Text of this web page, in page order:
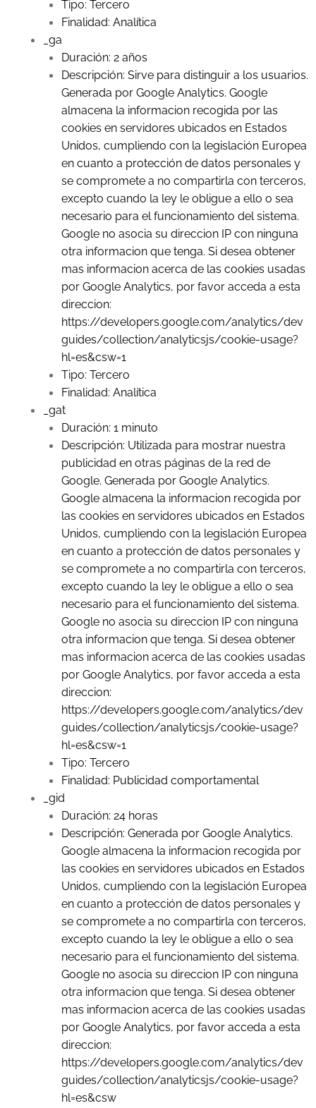
Tipo: Tercero
Finalidad: Analítica
_ga
Duración: 2 años
Descripción: Sirve para distinguir a los usuarios.
Generada por Google Analytics. Google
almacena la informacion recogida por las
cookies en servidores ubicados en Estados
Unidos, cumpliendo con la legislación Europea
en cuanto a protección de datos personales y
se compromete a no compartirla con terceros,
excepto cuando la ley le obligue a ello o sea
necesario para el funcionamiento del sistema.
Google no asocia su direccion IP con ninguna
otra informacion que tenga. Si desea obtener
mas informacion acerca de las cookies usadas
por Google Analytics, por favor acceda a esta
direccion:
https://developers.google.com/analytics/dev
guides/collection/analyticsjs/cookie-usage?
hl=es&csw=1
Tipo: Tercero
Finalidad: Analítica
_gat
Duración: 1 minuto
Descripción: Utilizada para mostrar nuestra
publicidad en otras páginas de la red de
Google. Generada por Google Analytics.
Google almacena la informacion recogida por
las cookies en servidores ubicados en Estados
Unidos, cumpliendo con la legislación Europea
en cuanto a protección de datos personales y
se compromete a no compartirla con terceros,
excepto cuando la ley le obligue a ello o sea
necesario para el funcionamiento del sistema.
Google no asocia su direccion IP con ninguna
otra informacion que tenga. Si desea obtener
mas informacion acerca de las cookies usadas
por Google Analytics, por favor acceda a esta
direccion:
https://developers.google.com/analytics/dev
guides/collection/analyticsjs/cookie-usage?
hl=es&csw=1
Tipo: Tercero
Finalidad: Publicidad comportamental
_gid
Duración: 24 horas
Descripción: Generada por Google Analytics.
Google almacena la informacion recogida por
las cookies en servidores ubicados en Estados
Unidos, cumpliendo con la legislación Europea
en cuanto a protección de datos personales y
se compromete a no compartirla con terceros,
excepto cuando la ley le obligue a ello o sea
necesario para el funcionamiento del sistema.
Google no asocia su direccion IP con ninguna
otra informacion que tenga. Si desea obtener
mas informacion acerca de las cookies usadas
por Google Analytics, por favor acceda a esta
direccion:
https://developers.google.com/analytics/dev
guides/collection/analyticsjs/cookie-usage?
hl=es&csw